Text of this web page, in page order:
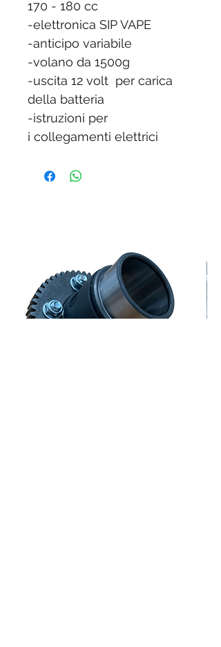
170 - 180 cc
-elettronica SIP VAPE
-anticipo variabile
-volano da 1500g
-uscita 12 volt per carica
della batteria
-istruzioni per
i collegamenti elettrici